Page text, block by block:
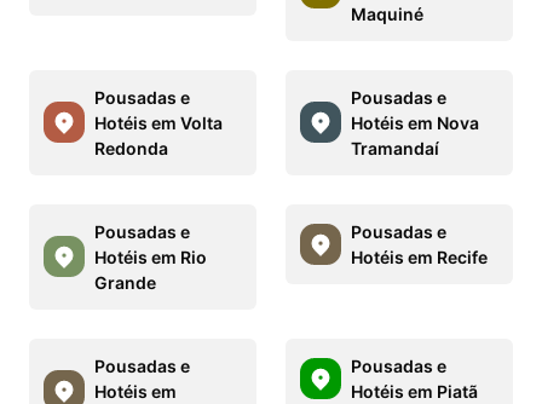
Maquiné
Pousadas e
Hotéis em Volta
Redonda
Pousadas e
Hotéis em Nova
Tramandaí
Pousadas e
Hotéis em Rio
Grande
Pousadas e
Hotéis em Recife
Pousadas e
Hotéis em
Pousadas e
Hotéis em Piatã